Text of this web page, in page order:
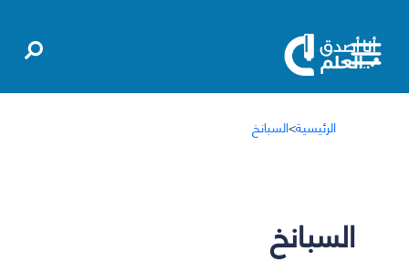
الرئيسية>السبانخ
السبانخ